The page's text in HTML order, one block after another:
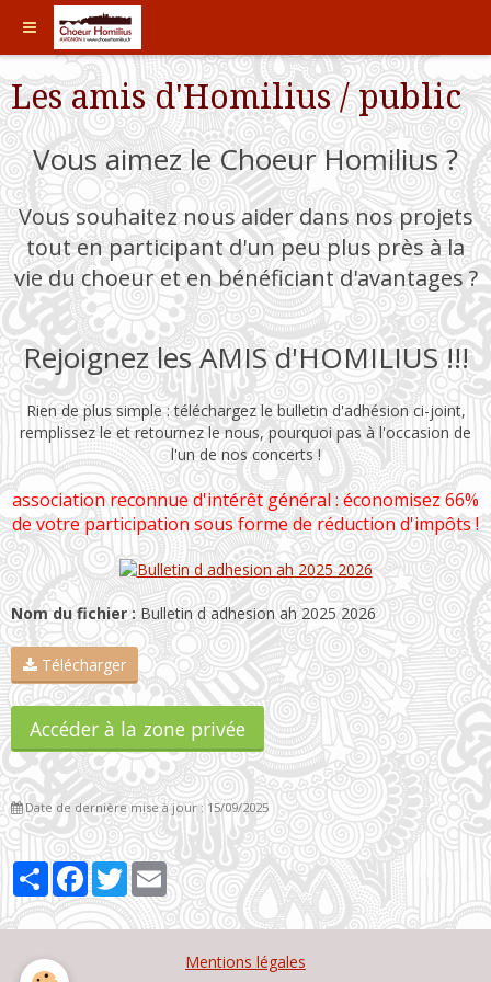
Les amis d'Homilius / public
Vous aimez le Choeur Homilius ?
Vous souhaitez nous aider dans nos projets
tout en participant d'un peu plus près à la
vie du choeur et en bénéficiant d'avantages ?
Rejoignez les AMIS d'HOMILIUS !!!
Rien de plus simple : téléchargez le bulletin d'adhésion ci-joint,
remplissez le et retournez le nous, pourquoi pas à l'occasion de
l'un de nos concerts !
association reconnue d'intérêt général : économisez 66%
de votre participation sous forme de réduction d'impôts !
Nom du fichier :Bulletin d adhesion ah 2025 2026
Télécharger
Accéder à la zone privée
Date de dernière mise à jour : 15/09/2025
PartagerFacebook
TwitterEmail
Mentions légales